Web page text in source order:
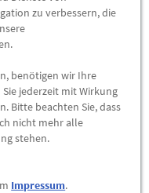
810)
West V17 sorgt für
Passend für
sorgen!
zu verbessern, die
benötigen wir Ihre
jederzeit mit Wirkung
Bitte beachten Sie, dass
nicht mehr alle
stehen.
Impressum.